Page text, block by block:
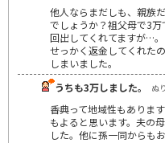
他人ならまだしも、親族
でしょうか？祖父母で3
回出してくれてますが…。
せっかく返金してくれた
しまいました。
うちも3万しました。
ぬ
香典って地域性もありま
もよると思います。夫の
した。他に孫一同からも